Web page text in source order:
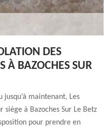
DES
À BAZOCHES SUR
jusqu’à maintenant, Les
à Bazoches Sur Le Betz
pour prendre en